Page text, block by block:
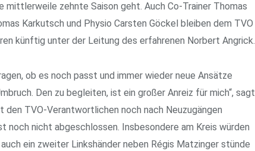
mittlerweile zehnte Saison geht. Auch Co-Trainer Thomas
Karkutsch und Physio Carsten Göckel bleiben dem TVO
künftig unter der Leitung des erfahrenen Norbert Angrick.
ob es noch passt und immer wieder neue Ansätze
Den zu begleiten, ist ein großer Anreiz für mich“, sagt
den TVO-Verantwortlichen noch nach Neuzugängen
noch nicht abgeschlossen. Insbesondere am Kreis würden
ein zweiter Linkshänder neben Régis Matzinger stünde